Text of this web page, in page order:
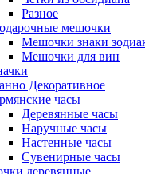
Разное
мешочки
Мешочки знаки
Мешочки для вин
Декоративное
часы
Деревянные часы
Наручные часы
Настенные часы
Сувенирные часы
деревянные